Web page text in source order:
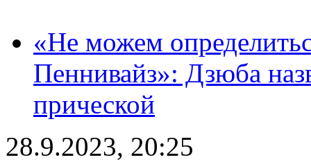
«Не можем
Пеннивайз»: Дзюба
прической
28.9.2023, 20:25